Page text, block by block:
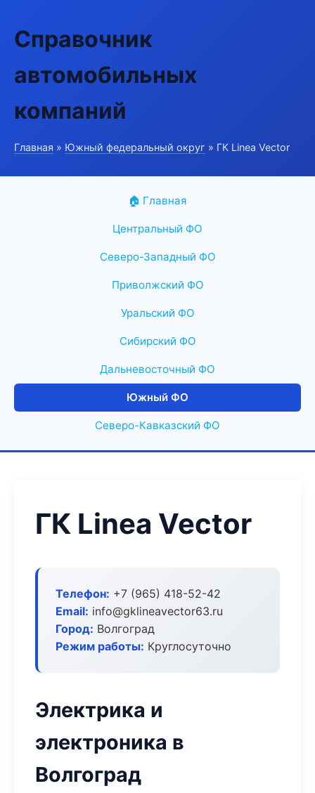
Справочник
автомобильных
компаний
Главная » Южный федеральный округ » ГК Linea Vector
🏠 Главная
Центральный ФО
Северо-Западный ФО
Приволжский ФО
Уральский ФО
Сибирский ФО
Дальневосточный ФО
Южный ФО
Северо-Кавказский ФО
ГК Linea Vector
Телефон: +7 (965) 418-52-42
Email: info@gklineavector63.ru
Город: Волгоград
Режим работы: Круглосуточно
Электрика и
электроника в
Волгоград